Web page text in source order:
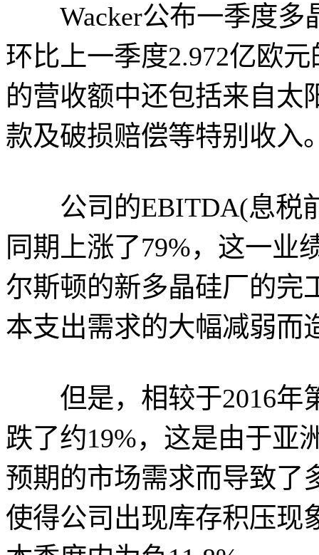
Wacker公布一季度多
环比上一季度2.972亿欧
的营收额中还包括来自太
款及破损赔偿等特别收入
公司的EBITDA(息税前
同期上涨了79%，这一业
尔斯顿的新多晶硅厂的完
本支出需求的大幅减弱而
但是，相较于2016年
跌了约19%，这是由于亚
预期的市场需求而导致了
使得公司出现库存积压现